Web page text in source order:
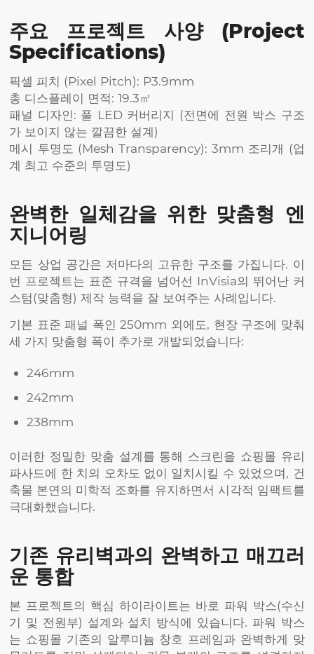
주요 프로젝트 사양 (Project
Specifications)
픽셀 피치 (Pixel Pitch): P3.9mm
총 디스플레이 면적: 19.3㎡
패널 디자인: 풀 LED 커버리지 (전면에 전원 박스 구조
가 보이지 않는 깔끔한 설계)
메시 투명도 (Mesh Transparency): 3mm 조리개 (업
계 최고 수준의 투명도)
완벽한 일체감을 위한 맞춤형 엔
지니어링
모든 상업 공간은 저마다의 고유한 구조를 가집니다. 이
번 프로젝트는 표준 규격을 넘어선 InVisia의 뛰어난 커
스텀(맞춤형) 제작 능력을 잘 보여주는 사례입니다.
기본 표준 패널 폭인 250mm 외에도, 현장 구조에 맞춰
세 가지 맞춤형 폭이 추가로 개발되었습니다:
246mm
242mm
238mm
이러한 정밀한 맞춤 설계를 통해 스크린을 쇼핑몰 유리
파사드에 한 치의 오차도 없이 일치시킬 수 있었으며, 건
축물 본연의 미학적 조화를 유지하면서 시각적 임팩트를
극대화했습니다.
기존 유리벽과의 완벽하고 매끄러
운 통합
본 프로젝트의 핵심 하이라이트는 바로 파워 박스(수신
기 및 전원부) 설계와 설치 방식에 있습니다. 파워 박스
는 쇼핑몰 기존의 알루미늄 창호 프레임과 완벽하게 맞